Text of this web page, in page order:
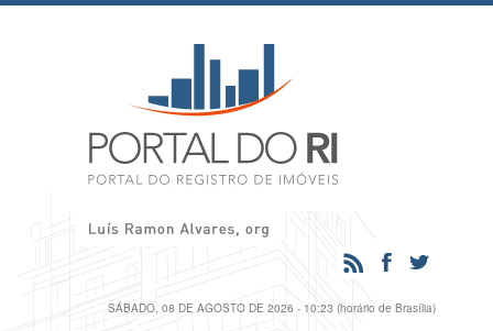
SÁBADO, 08 DE AGOSTO DE 2026 - 10:23 (horário de Brasília)